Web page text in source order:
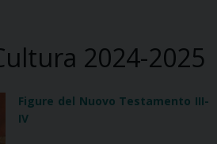
2024-2025
Figure del Nuovo Testamento III-
IV